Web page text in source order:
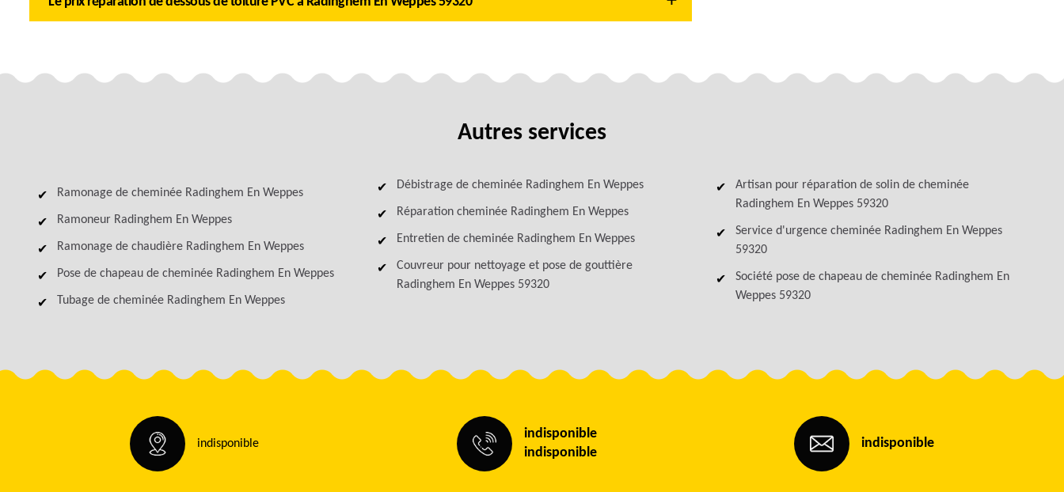
Autres services
Ramonage de cheminée Radinghem En Weppes
Ramoneur Radinghem En Weppes
Ramonage de chaudière Radinghem En Weppes
Pose de chapeau de cheminée Radinghem En Weppes
Tubage de cheminée Radinghem En Weppes
Débistrage de cheminée Radinghem En Weppes
Réparation cheminée Radinghem En Weppes
Entretien de cheminée Radinghem En Weppes
Couvreur pour nettoyage et pose de gouttière
Radinghem En Weppes 59320
Artisan pour réparation de solin de cheminée
Radinghem En Weppes 59320
Service d'urgence cheminée Radinghem En Weppes
59320
Société pose de chapeau de cheminée Radinghem En
Weppes 59320
indisponible
indisponible
indisponible
indisponible